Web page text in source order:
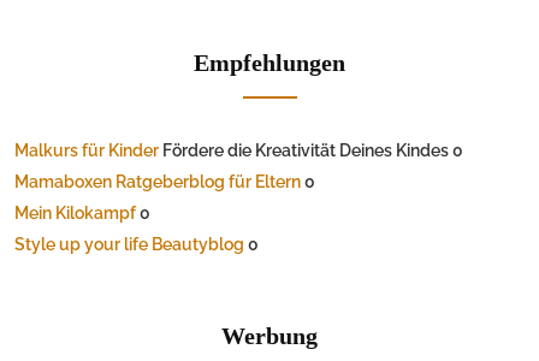
Empfehlungen
Malkurs für Kinder Fördere die Kreativität Deines Kindes 0
Mamaboxen Ratgeberblog für Eltern0
Mein Kilokampf0
Style up your life Beautyblog 0
Werbung